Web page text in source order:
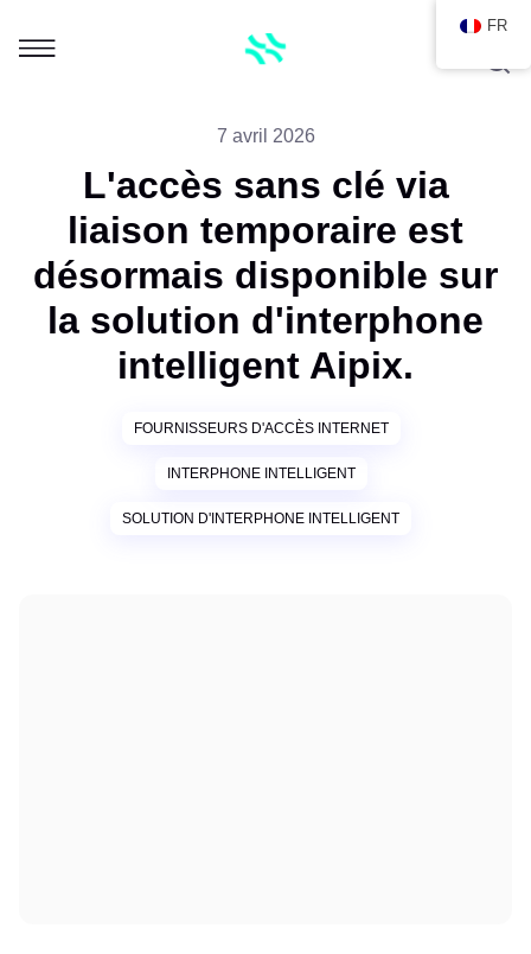
7 avril 2026
L'accès sans clé via
liaison temporaire est
désormais disponible sur
la solution d'interphone
intelligent Aipix.
FOURNISSEURS D'ACCÈS INTERNET
INTERPHONE INTELLIGENT
SOLUTION D'INTERPHONE INTELLIGENT
FR